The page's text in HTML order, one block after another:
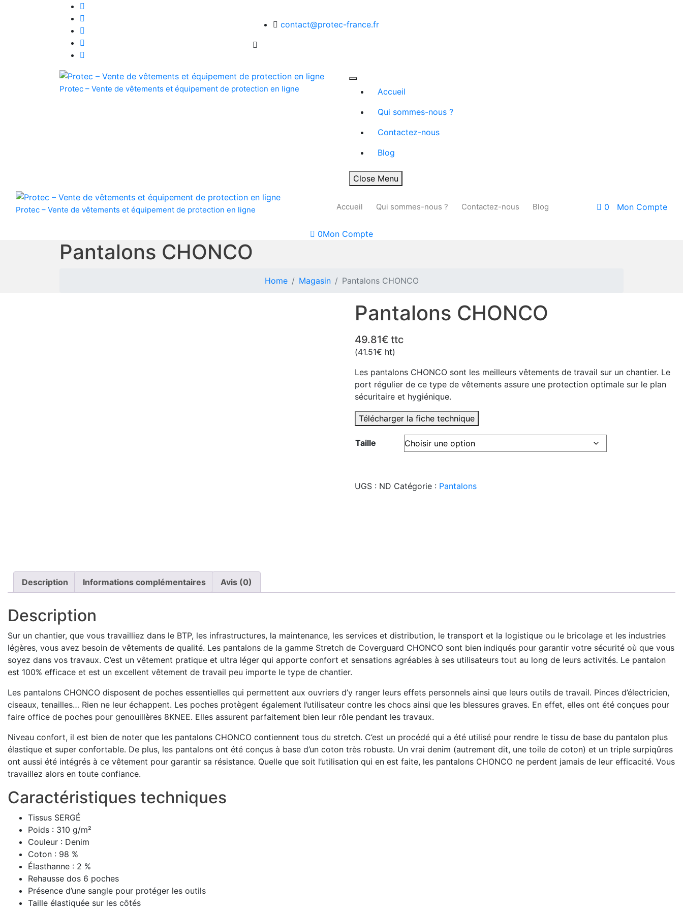
contact@protec-france.fr
Protec – Vente de vêtements et équipement de protection en ligne
Accueil
Qui sommes-nous ?
Contactez-nous
Blog
Close Menu
Protec – Vente de vêtements et équipement de protection en ligne Accueil Qui sommes-nous ? Contactez-nous Blog 0 Mon Compte
0Mon Compte
Pantalons CHONCO
Home Magasin Pantalons CHONCO
Pantalons CHONCO
49.81€ ttc
(41.51€ ht)
Les pantalons CHONCO sont les meilleurs vêtements de travail sur un chantier. Le
port régulier de ce type de vêtements assure une protection optimale sur le plan
sécuritaire et hygiénique.
Télécharger la fiche technique
Taille
UGS : ND Catégorie : Pantalons
Description Informations complémentaires Avis (0)
Description
Sur un chantier, que vous travailliez dans le BTP, les infrastructures, la maintenance, les services et distribution, le transport et la logistique ou le bricolage et les industries
légères, vous avez besoin de vêtements de qualité. Les pantalons de la gamme Stretch de Coverguard CHONCO sont bien indiqués pour garantir votre sécurité où que vous
soyez dans vos travaux. C’est un vêtement pratique et ultra léger qui apporte confort et sensations agréables à ses utilisateurs tout au long de leurs activités. Le pantalon
est 100% efficace et est un excellent vêtement de travail peu importe le type de chantier.
Les pantalons CHONCO disposent de poches essentielles qui permettent aux ouvriers d’y ranger leurs effets personnels ainsi que leurs outils de travail. Pinces d’électricien,
ciseaux, tenailles… Rien ne leur échappent. Les poches protègent également l’utilisateur contre les chocs ainsi que les blessures graves. En effet, elles ont été conçues pour
faire office de poches pour genouillères 8KNEE. Elles assurent parfaitement bien leur rôle pendant les travaux.
Niveau confort, il est bien de noter que les pantalons CHONCO contiennent tous du stretch. C’est un procédé qui a été utilisé pour rendre le tissu de base du pantalon plus
élastique et super confortable. De plus, les pantalons ont été conçus à base d’un coton très robuste. Un vrai denim (autrement dit, une toile de coton) et un triple surpiqûres
ont aussi été intégrés à ce vêtement pour garantir sa résistance. Quelle que soit l’utilisation qui en est faite, les pantalons CHONCO ne perdent jamais de leur efficacité. Vous
travaillez alors en toute confiance.
Caractéristiques techniques
Tissus SERGÉ
Poids : 310 g/m²
Couleur : Denim
Coton : 98 %
Élasthanne : 2 %
Rehausse dos 6 poches
Présence d’une sangle pour protéger les outils
Taille élastiquée sur les côtés